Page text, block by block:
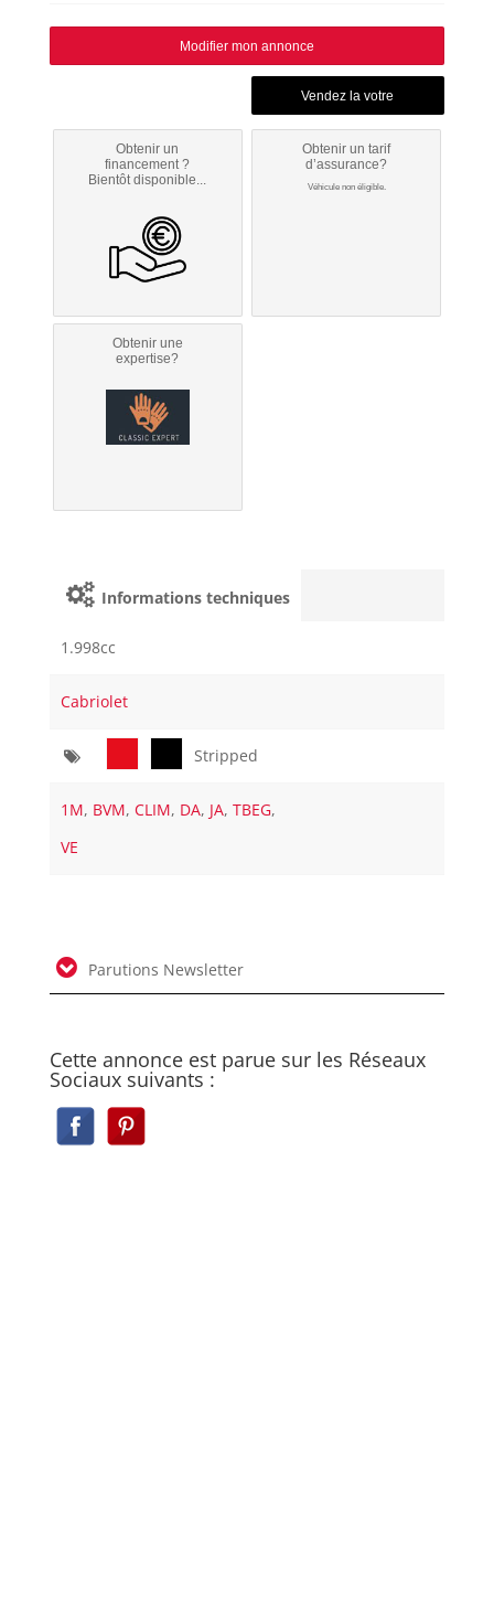
Modifier mon annonce
Obtenir un
financement ?
Bientôt disponible...
Obtenir un tarif
d’assurance?
Véhicule non éligible.
Obtenir une
expertise?
Informations techniques
1.998cc
Cabriolet
Stripped
1M, BVM,CLIM, DA, JA,TBEG,
VE
Parutions Newsletter
Cette annonce est parue sur les Réseaux
Sociaux suivants :